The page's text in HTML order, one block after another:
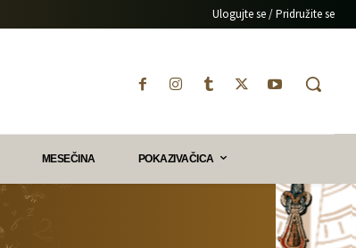
Ulogujte se / Pridružite se
MESEČINA POKAZIVAČICA